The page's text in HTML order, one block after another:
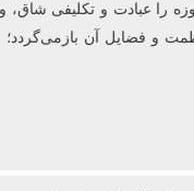
را عبادت و تكلیفی شاق،
و فضایل آن